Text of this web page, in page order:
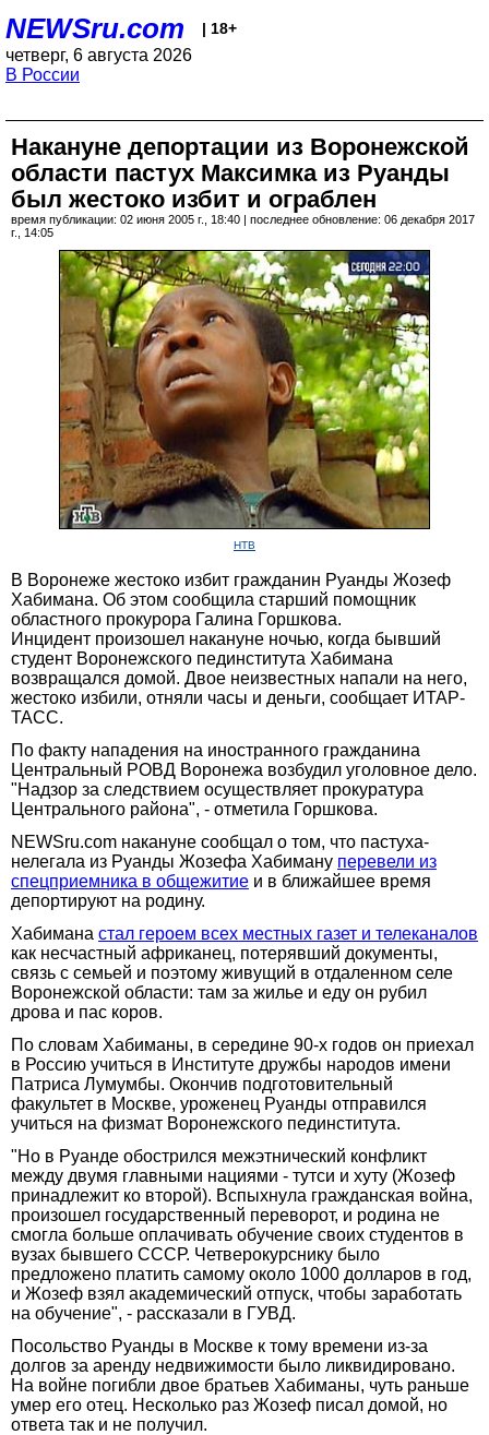
NEWSru.com | 18+
четверг, 6 августа 2026
В России
Накануне депортации из Воронежской
области пастух Максимка из Руанды
был жестоко избит и ограблен
время публикации: 02 июня 2005 г., 18:40 | последнее обновление: 06 декабря 2017
г., 14:05
НТВ
В Воронеже жестоко избит гражданин Руанды Жозеф
Хабимана. Об этом сообщила старший помощник
областного прокурора Галина Горшкова.
Инцидент произошел накануне ночью, когда бывший
студент Воронежского пединститута Хабимана
возвращался домой. Двое неизвестных напали на него,
жестоко избили, отняли часы и деньги, сообщает ИТАР-
ТАСС.
По факту нападения на иностранного гражданина
Центральный РОВД Воронежа возбудил уголовное дело.
"Надзор за следствием осуществляет прокуратура
Центрального района", - отметила Горшкова.
NEWSru.com накануне сообщал о том, что пастуха-
нелегала из Руанды Жозефа Хабиману перевели из
спецприемника в общежитие и в ближайшее время
депортируют на родину.
Хабимана стал героем всех местных газет и телеканалов
как несчастный африканец, потерявший документы,
связь с семьей и поэтому живущий в отдаленном селе
Воронежской области: там за жилье и еду он рубил
дрова и пас коров.
По словам Хабиманы, в середине 90-х годов он приехал
в Россию учиться в Институте дружбы народов имени
Патриса Лумумбы. Окончив подготовительный
факультет в Москве, уроженец Руанды отправился
учиться на физмат Воронежского пединститута.
"Но в Руанде обострился межэтнический конфликт
между двумя главными нациями - тутси и хуту (Жозеф
принадлежит ко второй). Вспыхнула гражданская война,
произошел государственный переворот, и родина не
смогла больше оплачивать обучение своих студентов в
вузах бывшего СССР. Четверокурснику было
предложено платить самому около 1000 долларов в год,
и Жозеф взял академический отпуск, чтобы заработать
на обучение", - рассказали в ГУВД.
Посольство Руанды в Москве к тому времени из-за
долгов за аренду недвижимости было ликвидировано.
На войне погибли двое братьев Хабиманы, чуть раньше
умер его отец. Несколько раз Жозеф писал домой, но
ответа так и не получил.